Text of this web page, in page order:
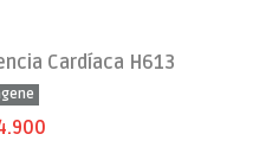
Cardíaca H613